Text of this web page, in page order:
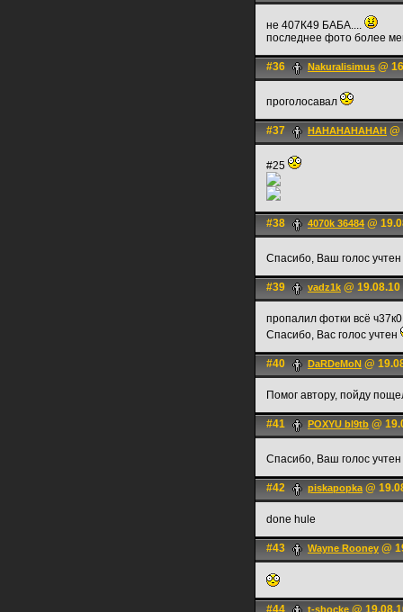
не 407К49 БАБА....
последнее фото более
#36 Nakuralisimus @
проголосавал
#37 HAHAHAHAHAH @
#25
#38 4070k 36484 @
Спасибо, Ваш голос учтен
#39 vadz1k @
пропалил фотки всё ч37к0
Спасибо, Вас голос учтен
#40 DaRDeMoN @
Помог автору, пойду
#41 POXYU bl9tb @
Спасибо, Ваш голос учтен
#42 piskapopka@
done hule
#43 Wayne Rooney @
#44 t-shocke @